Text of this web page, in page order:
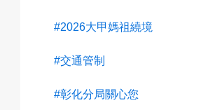
#2026大甲媽祖繞境
#交通管制
#彰化分局關心您